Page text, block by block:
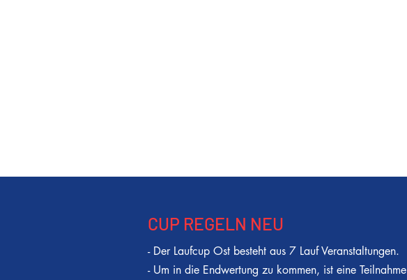
CUP REGELN NEU
- Der Laufcup Ost besteht aus 7 Lauf Veranstaltungen.
- Um in die Endwertung zu kommen, ist eine Teilnahme